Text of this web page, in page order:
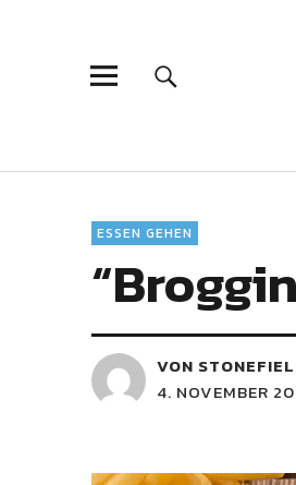
ESSEN GEHEN
VON
4. NOVEMBER